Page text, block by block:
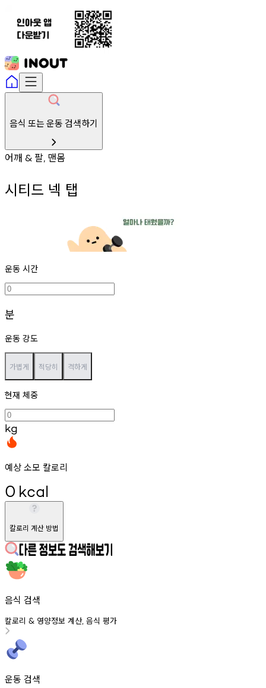
음식 또는 운동 검색하기
어깨 & 팔, 맨몸
시티드 넥 탭
운동 시간
분
운동 강도
가볍게 적당히 격하게
현재 체중
kg
예상 소모 칼로리
0 kcal
칼로리 계산 방법
음식 검색
칼로리 & 영양정보 계산, 음식 평가
운동 검색